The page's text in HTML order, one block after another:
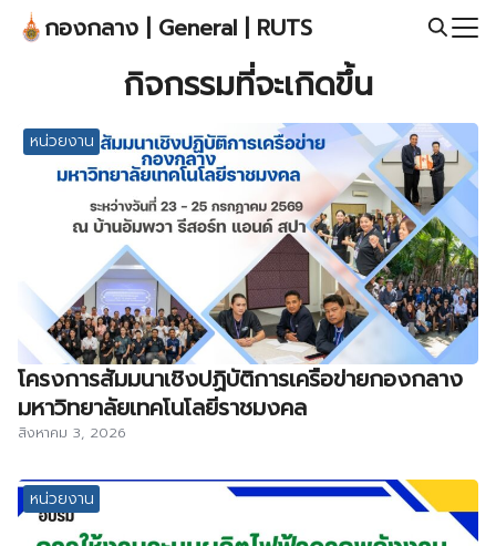
Skip กองกลาง | General | RUTS
กิจกรรมที่จะเกิดขึ้น
หน่วยงาน
โครงการสัมมนาเชิงปฏิบัติการเครือข่ายกองกลาง
มหาวิทยาลัยเทคโนโลยีราชมงคล
สิงหาคม 3, 2026
หน่วยงาน